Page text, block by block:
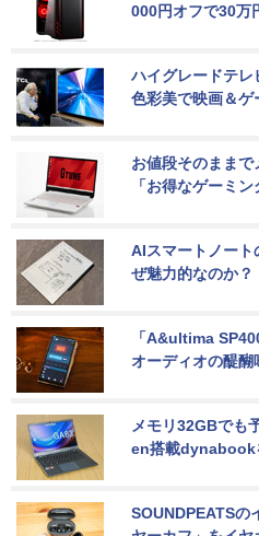
000円オフで30万
ハイグレードテ
色彩美で映画＆ゲ
お値段そのまま
「お得なゲーミン
AIスマートノー
ぜ魅力的なのか？
「A&ultima
オーディオの醍醐
メモリ32GBでも
en搭載dynabook
SOUNDPEATSの